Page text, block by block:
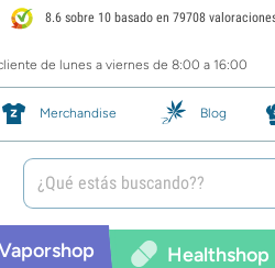
8.6 sobre 10 basado en 79708
de lunes a viernes de 8:00 a 16:00
Merchandise Blog
Healthshop